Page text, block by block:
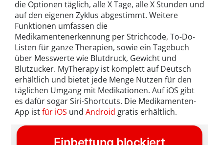
die Optionen täglich, alle X Tage, alle X Stunden und
auf den eigenen Zyklus abgestimmt. Weitere
Funktionen umfassen die
Medikamentenerkennung per Strichcode, To-Do-
Listen für ganze Therapien, sowie ein Tagebuch
über Messwerte wie Blutdruck, Gewicht und
Blutzucker. MyTherapy ist komplett auf Deutsch
erhältlich und bietet jede Menge Nutzen für den
täglichen Umgang mit Medikationen. Auf iOS gibt
es dafür sogar Siri-Shortcuts. Die Medikamenten-
App istfür iOS und Android gratis erhältlich.